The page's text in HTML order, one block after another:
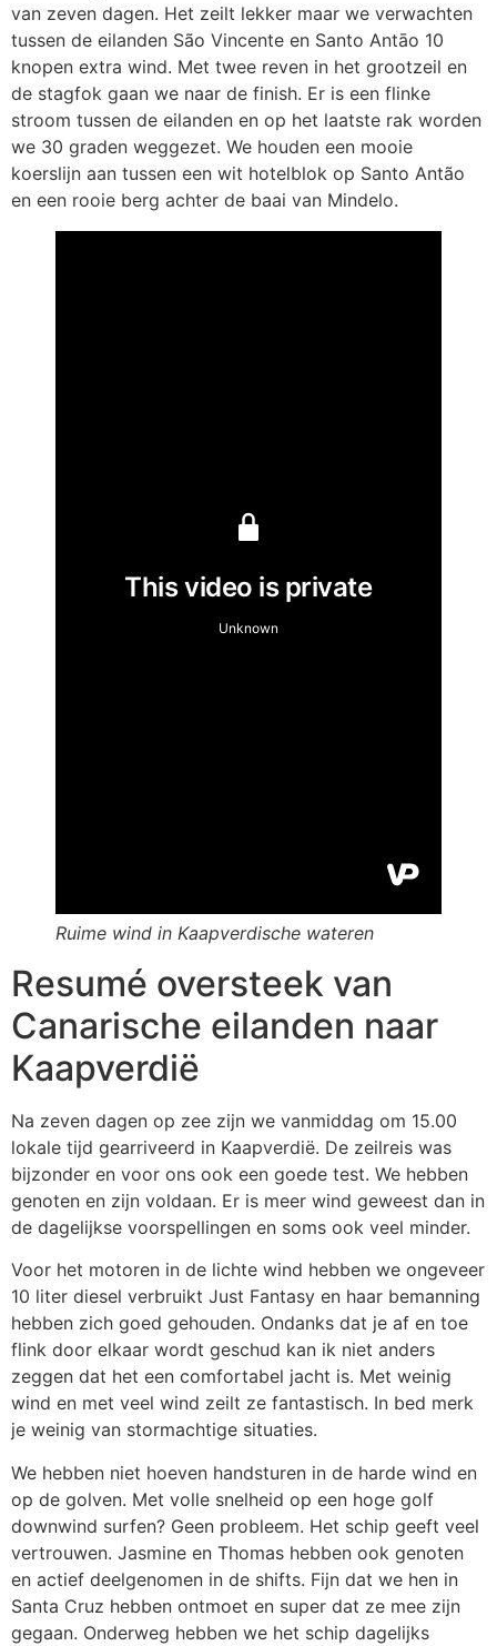
van zeven dagen. Het zeilt lekker maar we verwachten
tussen de eilanden São Vincente en Santo Antāo 10
knopen extra wind. Met twee reven in het grootzeil en
de stagfok gaan we naar de finish. Er is een flinke
stroom tussen de eilanden en op het laatste rak worden
we 30 graden weggezet. We houden een mooie
koerslijn aan tussen een wit hotelblok op Santo Antão
en een rooie berg achter de baai van Mindelo.
Ruime wind in Kaapverdische wateren
Resumé oversteek van
Canarische eilanden naar
Kaapverdië
Na zeven dagen op zee zijn we vanmiddag om 15.00
lokale tijd gearriveerd in Kaapverdië. De zeilreis was
bijzonder en voor ons ook een goede test. We hebben
genoten en zijn voldaan. Er is meer wind geweest dan in
de dagelijkse voorspellingen en soms ook veel minder.
Voor het motoren in de lichte wind hebben we ongeveer
10 liter diesel verbruikt Just Fantasy en haar bemanning
hebben zich goed gehouden. Ondanks dat je af en toe
flink door elkaar wordt geschud kan ik niet anders
zeggen dat het een comfortabel jacht is. Met weinig
wind en met veel wind zeilt ze fantastisch. In bed merk
je weinig van stormachtige situaties.
We hebben niet hoeven handsturen in de harde wind en
op de golven. Met volle snelheid op een hoge golf
downwind surfen? Geen probleem. Het schip geeft veel
vertrouwen. Jasmine en Thomas hebben ook genoten
en actief deelgenomen in de shifts. Fijn dat we hen in
Santa Cruz hebben ontmoet en super dat ze mee zijn
gegaan. Onderweg hebben we het schip dagelijks